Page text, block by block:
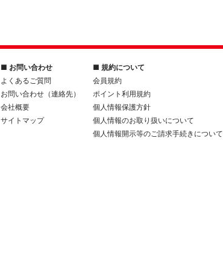
■ お問い合わせ
よくあるご質問
お問い合わせ（連絡先）
会社概要
サイトマップ
■ 規約について
会員規約
ポイント利用規約
個人情報保護方針
個人情報のお取り扱いについて
個人情報開示等のご請求手続きについて